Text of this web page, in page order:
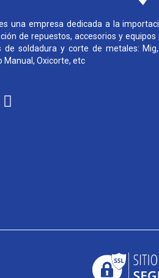
una empresa dedicada a la
de repuestos, accesorios y equipos
de soldadura y corte de metales:
Manual, Oxicorte, etc